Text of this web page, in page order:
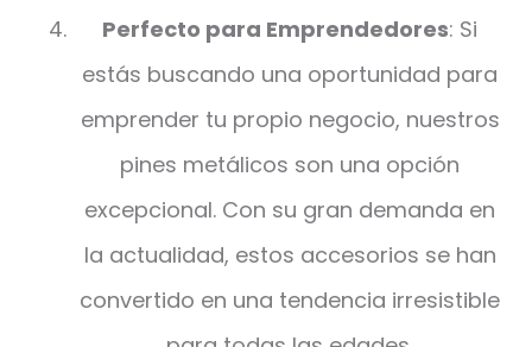
Perfecto para Emprendedores: Si
estás buscando una oportunidad para
emprender tu propio negocio, nuestros
pines metálicos son una opción
excepcional. Con su gran demanda en
la actualidad, estos accesorios se han
convertido en una tendencia irresistible